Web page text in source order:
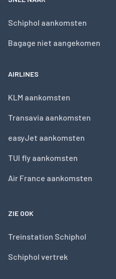
Schiphol aankomsten
Bagage niet aangekomen
AIRLINES
KLM aankomsten
Transavia aankomsten
easyJet aankomsten
TUI fly aankomsten
Air France aankomsten
ZIE OOK
Treinstation Schiphol
Schiphol vertrek